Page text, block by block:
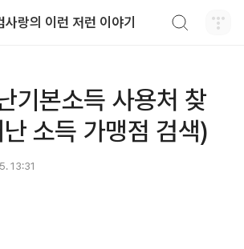
사랑의 이런 저런 이야기
기본소득 사용처 찾
소득 가맹점 검색)
13:31